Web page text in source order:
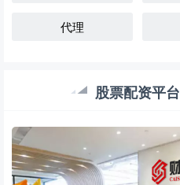
代理
股票配资平台